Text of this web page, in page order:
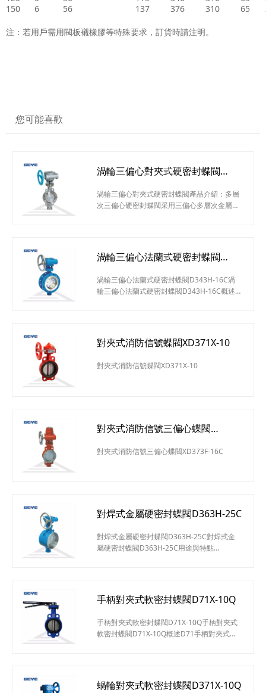
150
6 56 137 376 310 65
注：若用戶需用閥板襯橡膠等特殊要求，訂貨時請注明。
您可能喜歡
渦輪三偏心對夾式硬密封蝶閥
渦輪三偏心對夾式硬密封蝶閥產品介紹：多層
次三偏心硬密封蝶閥采用三偏心多層次金屬硬
渦輪三偏心對夾式硬密封蝶閥應用范圍：治
金、電力、石油化工、以及給排水和市政建設
特點：1、硬密封蝶閥采用三偏心硬密封結
構，閥座與蝶板幾乎無磨損，具有越觀越緊的
渦輪三偏心法蘭式硬密封蝶閥
渦輪三偏心法蘭式硬密封蝶閥D343H-16C渦
輪三偏心法蘭式硬密封蝶閥D343H-16C概述
具有抗老化，抗輻照，經久耐用，壽命長，耐
溫耐高壓，應用范圍廣等特點。廣泛應用于熱
中，用來切斷和調節各種非腐蝕性和腐蝕性介
對夾式消防信號蝶閥XD371X-10
對夾式消防信號蝶閥XD371X-10
對夾式消防信號三偏心蝶閥
對夾式消防信號三偏心蝶閥XD373F-16C
對焊式金屬硬密封蝶閥D363H-25C
對焊式金屬硬密封蝶閥D363H-25C對焊式金
屬硬密封蝶閥D363H-25C用途與特點
湊、體積小、重量輕、操作靈活、使用方便采
用三維偏心彈性或多層次硬密封結構，其密封
霸包扎帶來很大方便和美觀具有耐高溫、高
壓、耐腐蝕、耐磨損
手柄對夾式軟密封蝶閥D71X-10Q
手柄對夾式軟密封蝶閥D71X-10Q手柄對夾式
軟密封蝶閥D71X-10Q概述D71手柄對夾式軟
的蝶板安裝于管道的直徑方向。在蝶閥閥體圓
柱形通道內，圓盤形蝶板繞著軸線旋轉，旋轉
蝸輪對夾式軟密封蝶閥D371X-10Q